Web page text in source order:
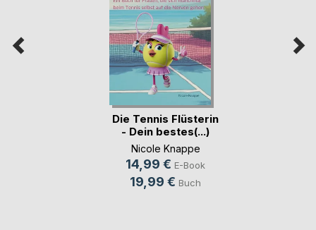
Die Tennis Flüsterin
- Dein bestes(...)
Nicole Knappe
14,99 € E-Book
19,99 € Buch